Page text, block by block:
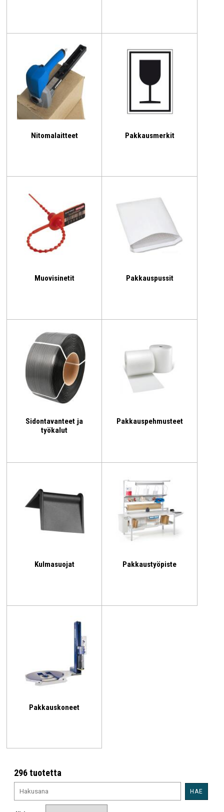
Nitomalaitteet Pakkausmerkit
Muovisinetit Pakkauspussit
Sidontavanteet ja
työkalut
Pakkauspehmusteet
Kulmasuojat Pakkaustyöpiste
Pakkauskoneet
296 tuotetta
HAE